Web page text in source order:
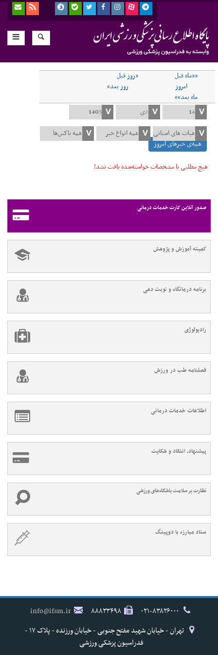
««ماه قبل
«روز قبل
امروز
روز بعد»
ماه بعد»»
همه‌ی خبرهای امروز
هیچ مطلبی با مشخصات خواسته‌شده یافت نشد!
صدور آنلاین کارت خدمات درمانی
کمیته آموزش و پژوهش
برنامه درمانگاه و نوبت دهی
رادیولوژی
فصلنامه طب در ورزش
اطلاعات خدمات درمانی
پیشنهاد، انتقاد و شکایت
نظارت بر سلامت باشگاه‌های ورزشی
ستاد مبارزه با دوپینگ
۸۸۸۳۳۴۹۸
info@ifsm.ir
تهران - خیابان شهید مفتح جنوبی - خیابان ورزنده - پلاک ۱۷ -
فدراسیون پزشکی ورزشی